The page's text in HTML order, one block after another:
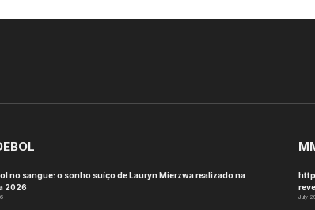
no sangue: o sonho suíço de Lauryn Mierzwa realizado na
2026
July